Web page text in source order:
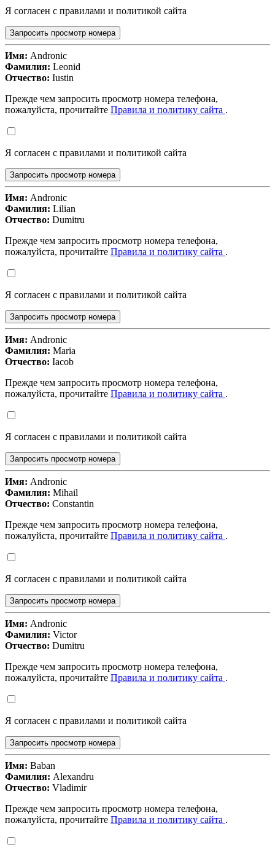
Я согласен с правилами и политикой сайта
Запросить просмотр номера
Имя: Andronic
Фамилия: Leonid
Отчество: Iustin
Прежде чем запросить просмотр номера телефона,
пожалуйста, прочитайте Правила и политику сайта .
Я согласен с правилами и политикой сайта
Запросить просмотр номера
Имя: Andronic
Фамилия: Lilian
Отчество: Dumitru
Прежде чем запросить просмотр номера телефона,
пожалуйста, прочитайте Правила и политику сайта .
Я согласен с правилами и политикой сайта
Запросить просмотр номера
Имя: Andronic
Фамилия: Maria
Отчество: Iacob
Прежде чем запросить просмотр номера телефона,
пожалуйста, прочитайте Правила и политику сайта .
Я согласен с правилами и политикой сайта
Запросить просмотр номера
Имя: Andronic
Фамилия: Mihail
Отчество: Constantin
Прежде чем запросить просмотр номера телефона,
пожалуйста, прочитайте Правила и политику сайта .
Я согласен с правилами и политикой сайта
Запросить просмотр номера
Имя: Andronic
Фамилия: Victor
Отчество: Dumitru
Прежде чем запросить просмотр номера телефона,
пожалуйста, прочитайте Правила и политику сайта .
Я согласен с правилами и политикой сайта
Запросить просмотр номера
Имя: Baban
Фамилия: Alexandru
Отчество: Vladimir
Прежде чем запросить просмотр номера телефона,
пожалуйста, прочитайте Правила и политику сайта .